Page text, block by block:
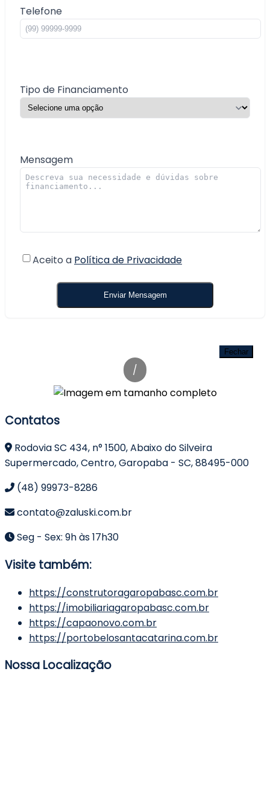
Telefone
Tipo de Financiamento
Mensagem
Aceito a Política de Privacidade
Fechar
/
Contatos
Rodovia SC 434, n° 1500, Abaixo do Silveira
Supermercado, Centro, Garopaba - SC, 88495-000
(48) 99973-8286
contato@zaluski.com.br
Seg - Sex: 9h às 17h30
Visite também:
https://construtoragaropabasc.com.br
https://imobiliariagaropabasc.com.br
https://capaonovo.com.br
https://portobelosantacatarina.com.br
Nossa Localização